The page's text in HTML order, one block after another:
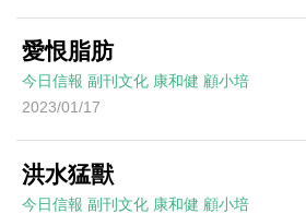
愛恨脂肪
今日信報 副刊文化 康和健 顧小培
2023/01/17
洪水猛獸
今日信報 副刊文化 康和健 顧小培